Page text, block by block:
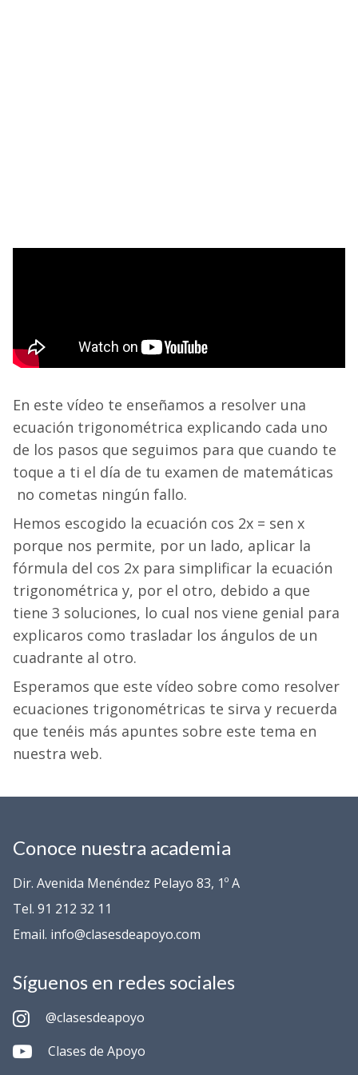
En este vídeo te enseñamos a resolver una
ecuación trigonométrica explicando cada uno
de los pasos que seguimos para que cuando te
toque a ti el día de tu examen de matemáticas
no cometas ningún fallo.
Hemos escogido la ecuación cos 2x = sen x
porque nos permite, por un lado, aplicar la
fórmula del cos 2x para simplificar la ecuación
trigonométrica y, por el otro, debido a que
tiene 3 soluciones, lo cual nos viene genial para
explicaros como trasladar los ángulos de un
cuadrante al otro.
Esperamos que este vídeo sobre como resolver
ecuaciones trigonométricas te sirva y recuerda
que tenéis más apuntes sobre este tema en
nuestra web.
Conoce nuestra academia
Dir. Avenida Menéndez Pelayo 83, 1º A
Tel. 91 212 32 11
Email. info@clasesdeapoyo.com
Síguenos en redes sociales
@clasesdeapoyo
Clases de Apoyo